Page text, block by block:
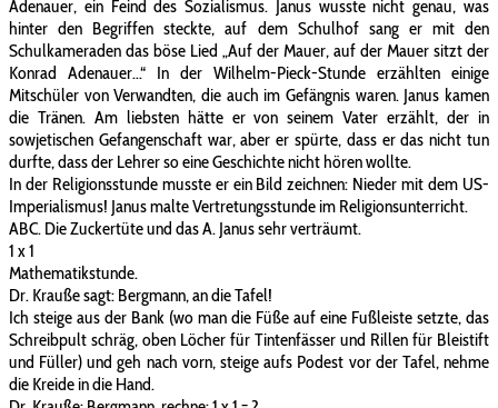
Adenauer, ein Feind des Sozialismus. Janus wusste nicht genau, was
hinter den Begriffen steckte, auf dem Schulhof sang er mit den
Schulkameraden das böse Lied „Auf der Mauer, auf der Mauer sitzt der
Konrad Adenauer...“ In der Wilhelm-Pieck-Stunde erzählten einige
Mitschüler von Verwandten, die auch im Gefängnis waren. Janus kamen
die Tränen. Am liebsten hätte er von seinem Vater erzählt, der in
sowjetischen Gefangenschaft war, aber er spürte, dass er das nicht tun
durfte, dass der Lehrer so eine Geschichte nicht hören wollte.
In der Religionsstunde musste er ein Bild zeichnen: Nieder mit dem US-
Imperialismus! Janus malte Vertretungsstunde im Religionsunterricht.
ABC. Die Zuckertüte und das A. Janus sehr verträumt.
1 x 1
Mathematikstunde.
Dr. Krauße sagt: Bergmann, an die Tafel!
Ich steige aus der Bank (wo man die Füße auf eine Fußleiste setzte, das
Schreibpult schräg, oben Löcher für Tintenfässer und Rillen für Bleistift
und Füller) und geh nach vorn, steige aufs Podest vor der Tafel, nehme
die Kreide in die Hand.